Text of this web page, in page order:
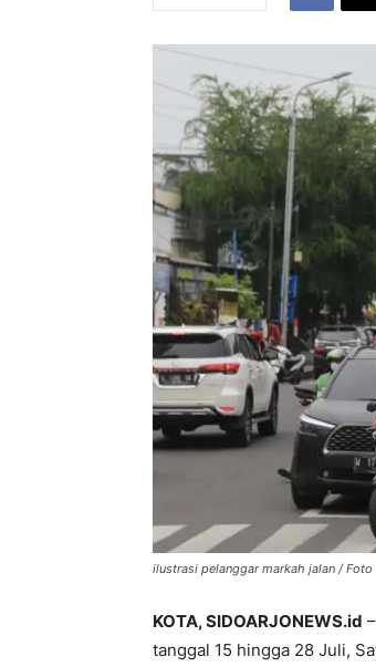
ilustrasi pelanggar markah jalan /
KOTA, SIDOARJONEWS.id
tanggal 15 hingga 28 Juli,